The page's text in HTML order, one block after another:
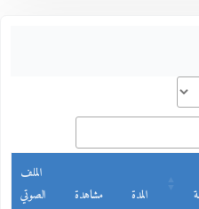
المدة مشاهدة
الملف
الصوتي